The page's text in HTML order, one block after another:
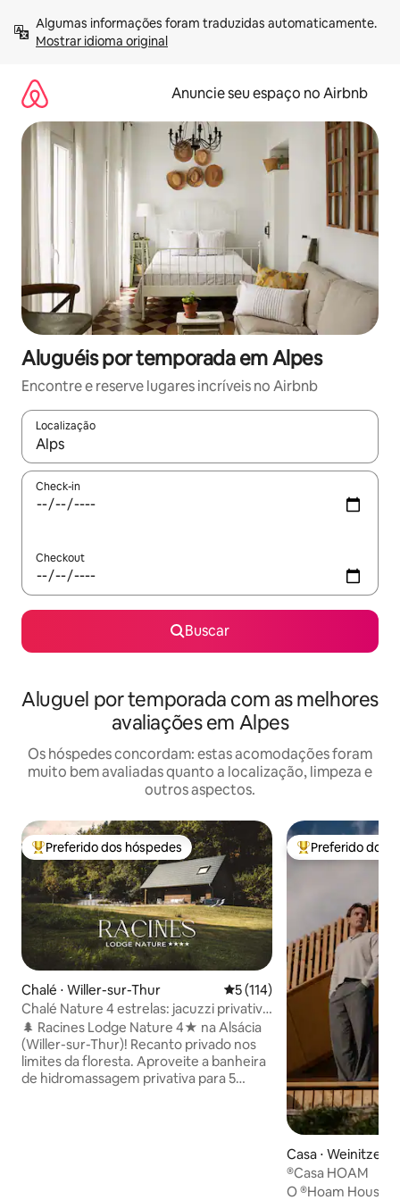
para
Mostrar idioma original
Anuncie seu espaço no Airbnb
Aluguéis por temporada em Alpes
Encontre e reserve lugares incríveis no Airbnb
Localização
Quando os resultados estiverem disponíveis, explore-os
Check-in
Checkout
Buscar
Aluguel por temporada com as melhores
avaliações em Alpes
Os hóspedes concordam: estas acomodações foram
muito bem avaliadas quanto a localização, limpeza e
outros aspectos.
Entre os melhores preferidos dos hóspedes
Preferido dos hóspedes
Chalé ⋅ Willer-sur-Thur 5 de uma avaliação média de
5 (114)
Chalé Nature 4 estrelas: jacuzzi privativo
e vista para a floresta
🌲 Racines Lodge Nature 4★ na Alsácia
(Willer-sur-Thur)! Recanto privado nos
limites da floresta. Aproveite a banheira
de hidromassagem privativa para 5
Entre os
Preferido dos
Casa ⋅ Weinitzen
®Casa HOAM
O ®Hoam House